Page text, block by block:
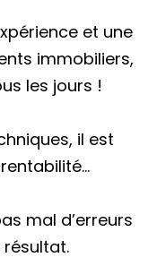
et une
immobiliers,
les jours !
il est
mal d’erreurs
résultat.